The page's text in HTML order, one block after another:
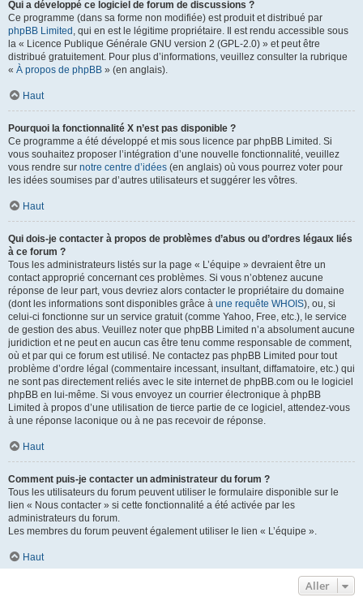
Qui a développé ce logiciel de forum de discussions ?
Ce programme (dans sa forme non modifiée) est produit et distribué par
phpBB Limited , qui en est le légitime propriétaire. Il est rendu accessible sous
la « Licence Publique Générale GNU version 2 (GPL-2.0) » et peut être
distribué gratuitement. Pour plus d’informations, veuillez consulter la rubrique
« À propos de phpBB » (en anglais).
Haut
Pourquoi la fonctionnalité X n’est pas disponible ?
Ce programme a été développé et mis sous licence par phpBB Limited. Si
vous souhaitez proposer l’intégration d’une nouvelle fonctionnalité, veuillez
vous rendre sur notre centre d’idées (en anglais) où vous pourrez voter pour
les idées soumises par d’autres utilisateurs et suggérer les vôtres.
Haut
Qui dois-je contacter à propos de problèmes d’abus ou d’ordres légaux liés
à ce forum ?
Tous les administrateurs listés sur la page « L’équipe » devraient être un
contact approprié concernant ces problèmes. Si vous n’obtenez aucune
réponse de leur part, vous devriez alors contacter le propriétaire du domaine
(dont les informations sont disponibles grâce à une requête WHOIS), ou, si
celui-ci fonctionne sur un service gratuit (comme Yahoo, Free, etc.), le service
de gestion des abus. Veuillez noter que phpBB Limited n’a absolument aucune
juridiction et ne peut en aucun cas être tenu comme responsable de comment,
où et par qui ce forum est utilisé. Ne contactez pas phpBB Limited pour tout
problème d’ordre légal (commentaire incessant, insultant, diffamatoire, etc.) qui
ne sont pas directement reliés avec le site internet de phpBB.com ou le logiciel
phpBB en lui-même. Si vous envoyez un courrier électronique à phpBB
Limited à propos d’une utilisation de tierce partie de ce logiciel, attendez-vous
à une réponse laconique ou à ne pas recevoir de réponse.
Haut
Comment puis-je contacter un administrateur du forum ?
Tous les utilisateurs du forum peuvent utiliser le formulaire disponible sur le
lien « Nous contacter » si cette fonctionnalité a été activée par les
administrateurs du forum.
Les membres du forum peuvent également utiliser le lien « L’équipe ».
Haut
Aller